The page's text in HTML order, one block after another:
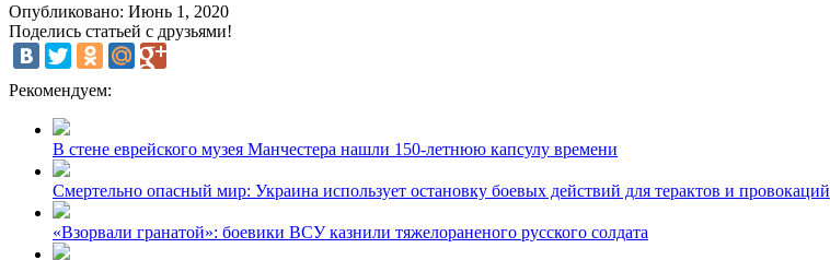
Опубликовано: Июнь 1, 2020
Поделись статьей с друзьями!
Рекомендуем:
В стене еврейского музея Манчестера нашли 150-летнюю капсулу времени
Смертельно опасный мир: Украина использует остановку боевых действий для терактов и провокаций
«Взорвали гранатой»: боевики ВСУ казнили тяжелораненого русского солдата